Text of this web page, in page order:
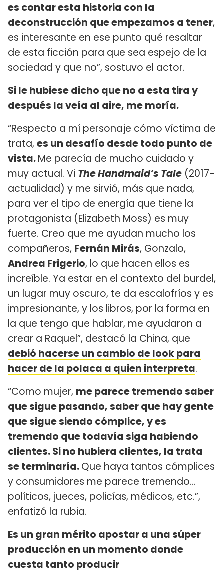
es contar esta historia con la
deconstrucción que empezamos a tener,
es interesante en ese punto qué resaltar
de esta ficción para que sea espejo de la
sociedad y que no”, sostuvo el actor.
Si le hubiese dicho que no a esta tira y
después la veía al aire, me moría.
“Respecto a mí personaje cómo víctima de
trata, es un desafío desde todo punto de
vista.Me parecía de mucho cuidado y
muy actual. Vi The Handmaid’s Tale (2017-
actualidad) y me sirvió, más que nada,
para ver el tipo de energía que tiene la
protagonista (Elizabeth Moss) es muy
fuerte. Creo que me ayudan mucho los
compañeros, Fernán Mirás, Gonzalo,
Andrea Frigerio, lo que hacen ellos es
increíble. Ya estar en el contexto del burdel,
un lugar muy oscuro, te da escalofríos y es
impresionante, y los libros, por la forma en
la que tengo que hablar, me ayudaron a
crear a Raquel”, destacó la China, que
debió hacerse un cambio de look para
hacer de la polaca a quien interpreta.
“Como mujer, me parece tremendo saber
que sigue pasando, saber que hay gente
que sigue siendo cómplice, y es
tremendo que todavía siga habiendo
clientes. Si no hubiera clientes, la trata
se terminaría.Que haya tantos cómplices
y consumidores me parece tremendo…
políticos, jueces, policías, médicos, etc.”,
enfatizó la rubia.
Es un gran mérito apostar a una súper
producción en un momento donde
cuesta tanto producir